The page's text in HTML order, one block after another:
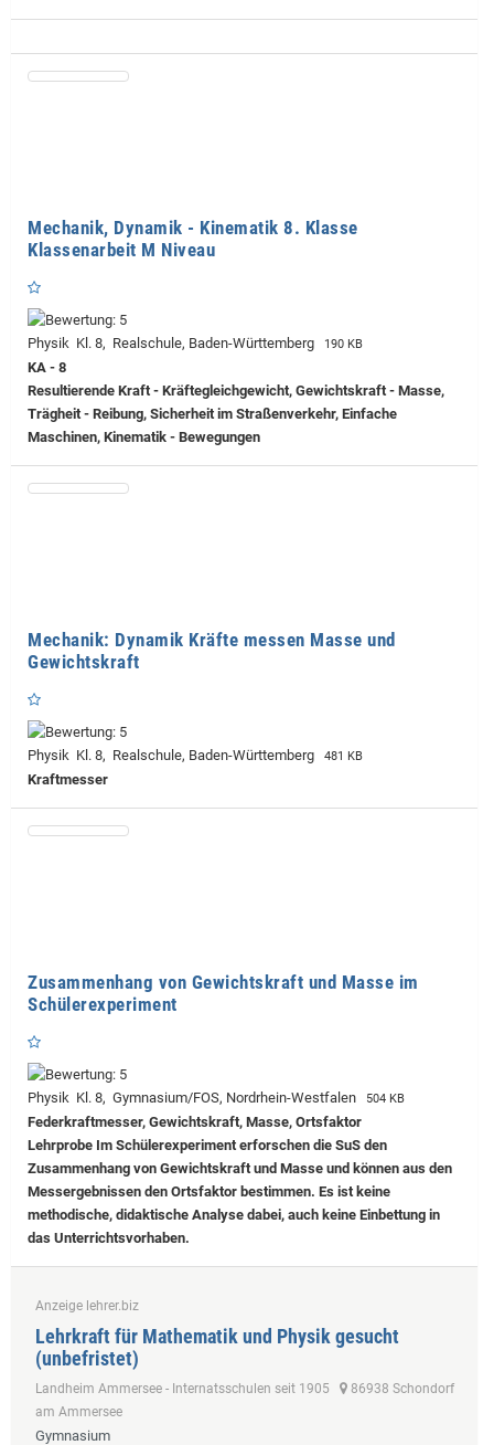
Mechanik, Dynamik - Kinematik 8. Klasse
Klassenarbeit M Niveau
Physik Kl. 8, Realschule, Baden-Württemberg 190 KB
KA - 8
Resultierende Kraft - Kräftegleichgewicht, Gewichtskraft - Masse,
Trägheit - Reibung, Sicherheit im Straßenverkehr, Einfache
Maschinen, Kinematik - Bewegungen
Mechanik: Dynamik Kräfte messen Masse und
Gewichtskraft
Physik Kl. 8, Realschule, Baden-Württemberg 481 KB
Kraftmesser
Zusammenhang von Gewichtskraft und Masse im
Schülerexperiment
Physik Kl. 8, Gymnasium/FOS, Nordrhein-Westfalen 504 KB
Federkraftmesser, Gewichtskraft, Masse, Ortsfaktor
Lehrprobe Im Schülerexperiment erforschen die SuS den
Zusammenhang von Gewichtskraft und Masse und können aus den
Messergebnissen den Ortsfaktor bestimmen. Es ist keine
methodische, didaktische Analyse dabei, auch keine Einbettung in
das Unterrichtsvorhaben.
Anzeige lehrer.biz
Lehrkraft für Mathematik und Physik gesucht
(unbefristet)
Landheim Ammersee - Internatsschulen seit 1905
86938 Schondorf
am Ammersee
Gymnasium